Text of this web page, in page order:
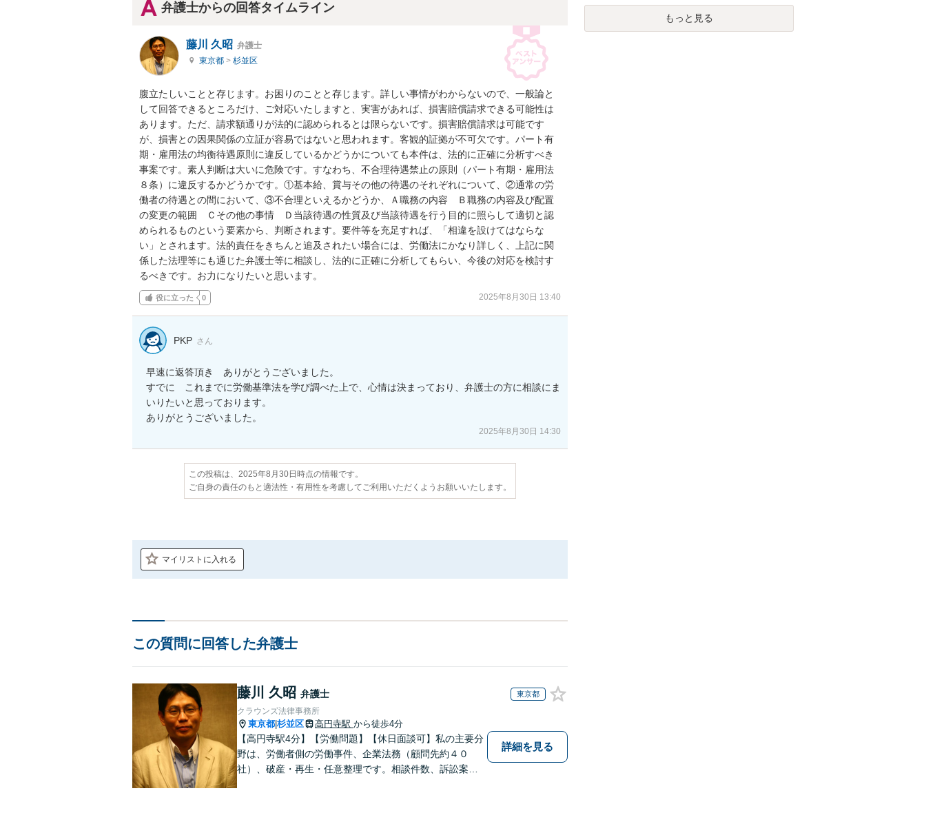
弁護士からの回答タイムライン
藤川 久昭 弁護士
東京都 > 杉並区
腹立たしいことと存じます。お困りのことと存じます。詳しい事情がわからないので、一般論と
して回答できるところだけ、ご対応いたしますと、実害があれば、損害賠償請求できる可能性は
あります。ただ、請求額通りが法的に認められるとは限らないです。損害賠償請求は可能です
が、損害との因果関係の立証が容易ではないと思われます。客観的証拠が不可欠です。パート有
期・雇用法の均衡待遇原則に違反しているかどうかについても本件は、法的に正確に分析すべき
事案です。素人判断は大いに危険です。すなわち、不合理待遇禁止の原則（パート有期・雇用法
８条）に違反するかどうかです。①基本給、賞与その他の待遇のそれぞれについて、②通常の労
働者の待遇との間において、③不合理といえるかどうか、Ａ職務の内容　Ｂ職務の内容及び配置
の変更の範囲　Ｃその他の事情　Ｄ当該待遇の性質及び当該待遇を行う目的に照らして適切と認
められるものという要素から、判断されます。要件等を充足すれば、「相違を設けてはならな
い」とされます。法的責任をきちんと追及されたい場合には、労働法にかなり詳しく、上記に関
係した法理等にも通じた弁護士等に相談し、法的に正確に分析してもらい、今後の対応を検討す
るべきです。お力になりたいと思います。
役に立った 0 2025年8月30日 13:40
PKP さん
早速に返答頂き　ありがとうございました。
すでに　これまでに労働基準法を学び調べた上で、心情は決まっており、弁護士の方に相談にま
いりたいと思っております。
ありがとうございました。
2025年8月30日 14:30
この投稿は、2025年8月30日時点の情報です。
ご自身の責任のもと適法性・有用性を考慮してご利用いただくようお願いいたします。
マイリストに入れる
この質問に回答した弁護士
藤川 久昭 弁護士 東京都
クラウンズ法律事務所
東京都 杉並区 高円寺駅 から徒歩4分
【高円寺駅4分】【労働問題】【休日面談可】私の主要分
野は、労働者側の労働事件、企業法務（顧問先約４０
社）、破産・再生・任意整理です。相談件数、訴訟案
詳細を見る
もっと見る